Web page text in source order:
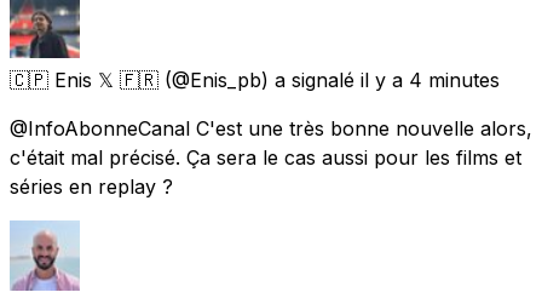
🇨🇵 Enis 𝕏 🇫🇷 (@Enis_pb) a signalé il y a 4 minutes
@InfoAbonneCanal C'est une très bonne nouvelle alors,
c'était mal précisé. Ça sera le cas aussi pour les films et
séries en replay ?